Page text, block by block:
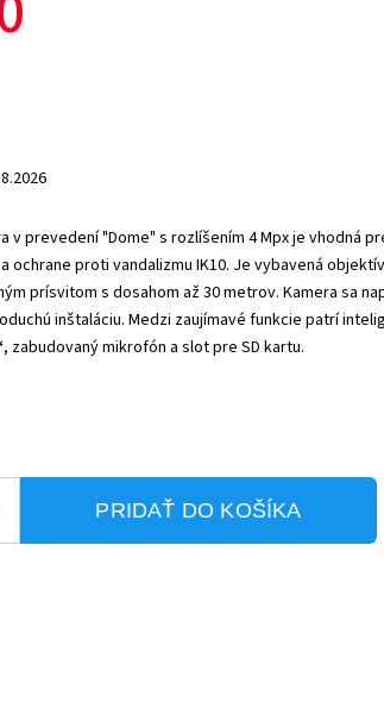
v prevedení "Dome" s rozlíšením 4 Mpx je vhodná
ochrane proti vandalizmu IK10. Je vybavená
prísvitom s dosahom až 30 metrov. Kamera sa
inštaláciu. Medzi zaujímavé funkcie patrí
, zabudovaný mikrofón a slot pre SD kartu.
PRIDAŤ DO KOŠÍKA